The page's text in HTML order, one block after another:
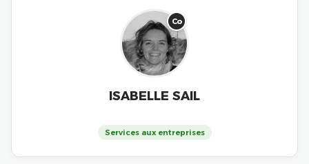
Co
ISABELLE SAIL
Services aux entreprises